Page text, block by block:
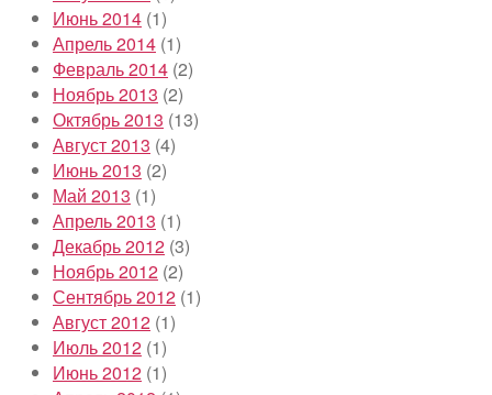
Июнь 2014 (1)
Апрель 2014 (1)
Февраль 2014 (2)
Ноябрь 2013 (2)
Октябрь 2013 (13)
Август 2013 (4)
Июнь 2013 (2)
Май 2013 (1)
Апрель 2013 (1)
Декабрь 2012 (3)
Ноябрь 2012 (2)
Сентябрь 2012 (1)
Август 2012 (1)
Июль 2012 (1)
Июнь 2012 (1)